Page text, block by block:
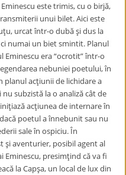
este trimis, cu o birjă,
unui bilet. Aici este
urcat într-o dubă şi dus la
numai un biet smintit. Planul
Eminescu era “ocrotit” într-o
nebuniei poetului, în
acţiunii de lichidare a
subzistă la o analiză cât de
acţiunea de internare în
poetul a înnebunit sau nu
sale în ospiciu. În
şi aventurier, posibil agent al
Eminescu, presimţind că va fi
la Capşa, un local de lux din